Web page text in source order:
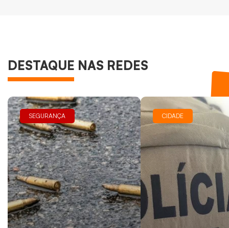
DESTAQUE NAS REDES
SEGURANÇA CIDADE